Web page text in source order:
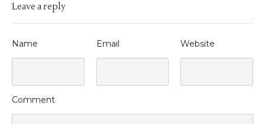
Leave a reply
Name Email Website
Comment